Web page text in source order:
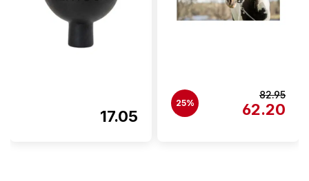
17.05
25%
82.95
62.20